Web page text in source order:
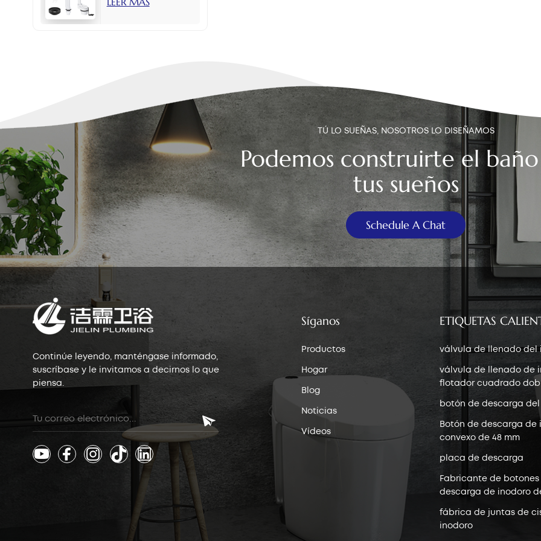
TÚ LO SUEÑAS, NOSOTROS LO DISEÑAMOS
Podemos construirte el
tus sueños
Schedule A Chat
Continúe leyendo, manténgase informado,
suscríbase y le invitamos a decirnos lo que
piensa.
Síganos
Productos
Hogar
Blog
Noticias
Vídeos
ETIQUETAS
válvula de llenado del
válvula de llenado de
flotador cuadrado
botón de descarga del
Botón de descarga de
convexo de 48 mm
placa de descarga
Fabricante de botones
descarga de inodoro
fábrica de juntas de
inodoro